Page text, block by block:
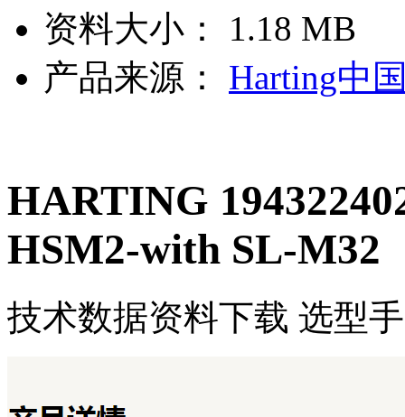
资料大小：
1.18 MB
产品来源：
Harting中
HARTING
HSM2-with SL-M32
技术数据资料下载 选型